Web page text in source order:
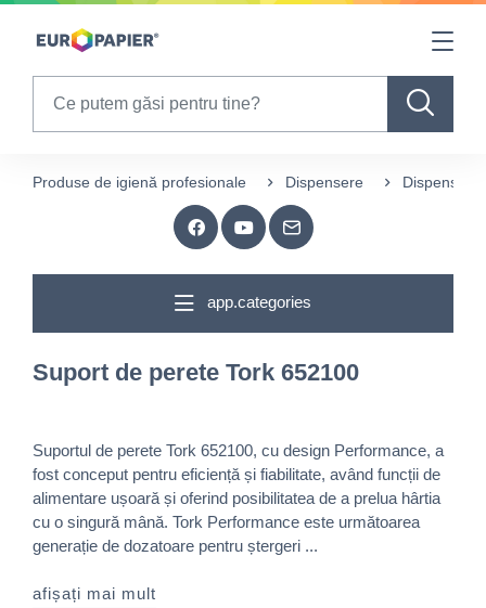
Table Of Content
Produse de igienă profesionale Dispensere Dispensere
app.categories
Suport de perete Tork 652100
Suportul de perete Tork 652100, cu design Performance, a
fost conceput pentru eficiență și fiabilitate, având funcții de
alimentare ușoară și oferind posibilitatea de a prelua hârtia
cu o singură mână. Tork Performance este următoarea
generație de dozatoare pentru ștergeri ...
afișați mai mult